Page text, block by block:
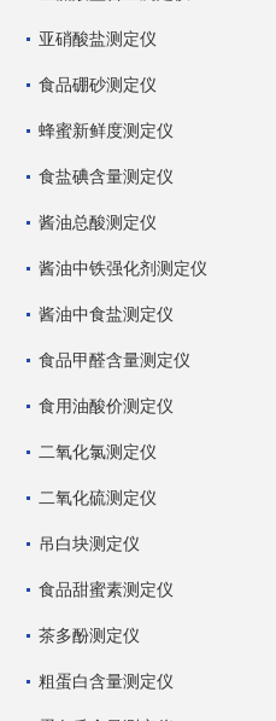
亚硝酸盐测定仪
食品硼砂测定仪
蜂蜜新鲜度测定仪
食盐碘含量测定仪
酱油总酸测定仪
酱油中铁强化剂测定仪
酱油中食盐测定仪
食品甲醛含量测定仪
食用油酸价测定仪
二氧化氯测定仪
二氧化硫测定仪
吊白块测定仪
食品甜蜜素测定仪
茶多酚测定仪
粗蛋白含量测定仪